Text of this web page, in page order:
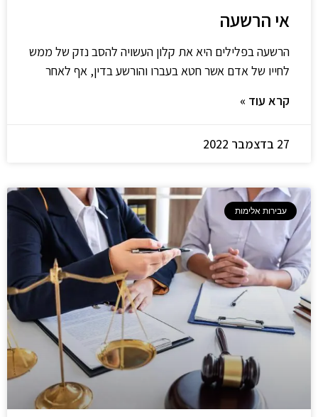
אי הרשעה
הרשעה בפלילים היא את קלון העשויה להסב נזק של ממש
לחייו של אדם אשר חטא בעברו והורשע בדין, אף לאחר
קרא עוד »
27 בדצמבר 2022
עבירות אלימות